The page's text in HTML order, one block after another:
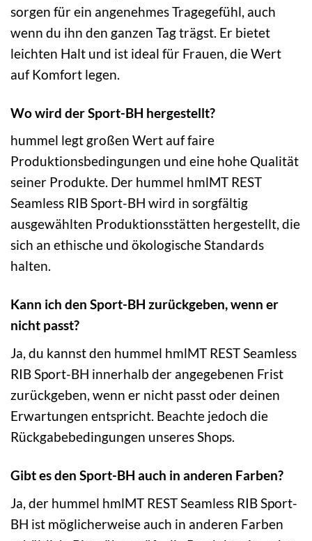
sorgen für ein angenehmes Tragegefühl, auch
wenn du ihn den ganzen Tag trägst. Er bietet
leichten Halt und ist ideal für Frauen, die Wert
auf Komfort legen.
Wo wird der Sport-BH hergestellt?
hummel legt großen Wert auf faire
Produktionsbedingungen und eine hohe Qualität
seiner Produkte. Der hummel hmlMT REST
Seamless RIB Sport-BH wird in sorgfältig
ausgewählten Produktionsstätten hergestellt, die
sich an ethische und ökologische Standards
halten.
Kann ich den Sport-BH zurückgeben, wenn er
nicht passt?
Ja, du kannst den hummel hmlMT REST Seamless
RIB Sport-BH innerhalb der angegebenen Frist
zurückgeben, wenn er nicht passt oder deinen
Erwartungen entspricht. Beachte jedoch die
Rückgabebedingungen unseres Shops.
Gibt es den Sport-BH auch in anderen Farben?
Ja, der hummel hmlMT REST Seamless RIB Sport-
BH ist möglicherweise auch in anderen Farben